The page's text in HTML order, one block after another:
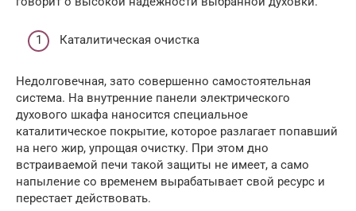
Каталитическая очистка
Недолговечная, зато совершенно самостоятельная
система. На внутренние панели электрического
духового шкафа наносится специальное
каталитическое покрытие, которое разлагает попавший
на него жир, упрощая очистку. При этом дно
встраиваемой печи такой защиты не имеет, а само
напыление со временем вырабатывает свой ресурс и
перестает действовать.